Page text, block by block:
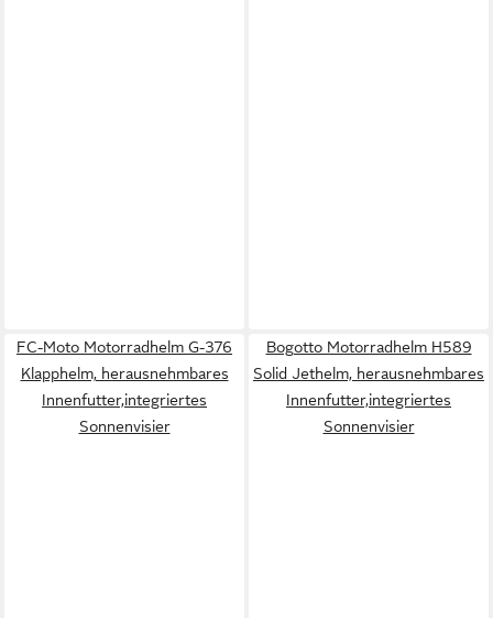
FC-Moto Motorradhelm G-376
Klapphelm, herausnehmbares
Innenfutter,integriertes
Sonnenvisier
Bogotto Motorradhelm H589
Solid Jethelm, herausnehmbares
Innenfutter,integriertes
Sonnenvisier